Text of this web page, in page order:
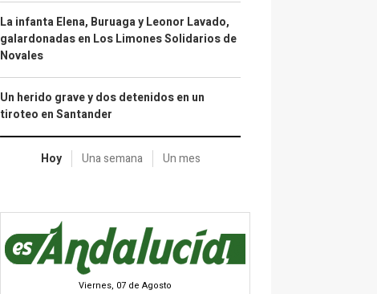
La infanta Elena, Buruaga y Leonor Lavado,
galardonadas en Los Limones Solidarios de
Novales
Un herido grave y dos detenidos en un
tiroteo en Santander
Hoy Una semana Un mes
Viernes, 07 de Agosto